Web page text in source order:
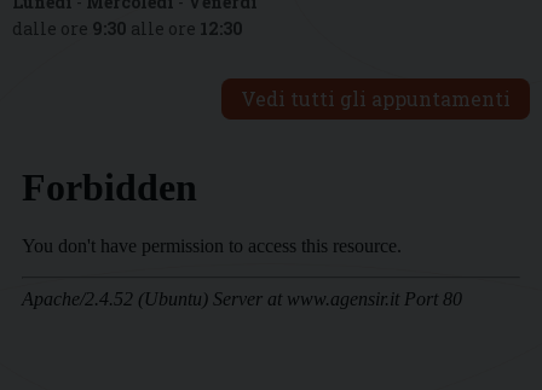
dalle ore 9:30 alle ore 12:30
Vedi tutti gli appuntamenti